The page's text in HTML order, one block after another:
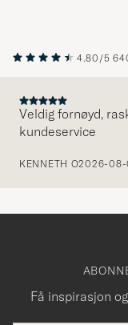
4.80/5
Veldig fornøyd,
kundeservice
KENNETH O2026-08-
Få inspirasjon